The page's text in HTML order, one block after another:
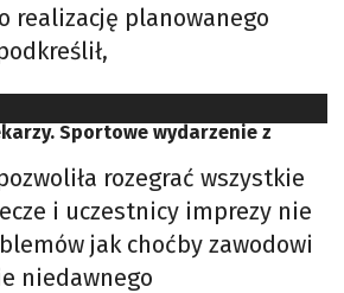
realizację planowanego
Sportowe wydarzenie z
rozegrać wszystkie
i uczestnicy imprezy nie
jak choćby zawodowi
niedawnego